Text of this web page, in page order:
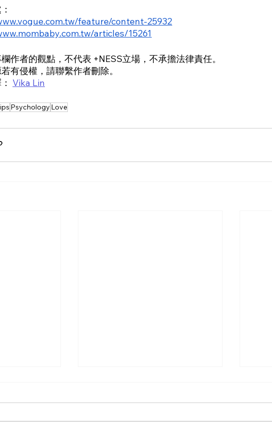
feature/content-25932
articles/15261
作者的觀點，不代表 +NESS立場，不承擔法律責任。
有侵權，請聯繫作者刪除。
Vika Lin
Psychology Love